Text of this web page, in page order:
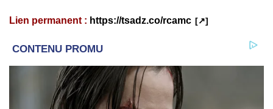
Lien permanent : https://tsadz.co/rcamc